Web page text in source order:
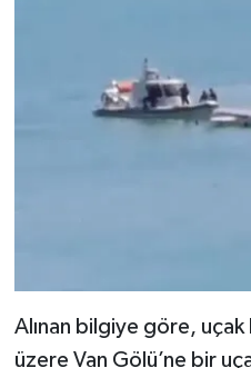
Alınan bilgiye göre, uçak
üzere Van Gölü’ne bir